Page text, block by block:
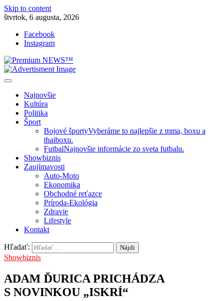
Skip to content
štvrtok, 6 augusta, 2026
Facebook
Instagram
Najnovšie
Kultúra
Politika
Šport
Bojové športyVyberáme to najlepšie z mma, boxu a
thaiboxu.
FutbalNajnovšie informácie zo sveta futbalu.
Showbiznis
Zaujímavosti
Auto-Moto
Ekonomika
Obchodné reťazce
Príroda-Ekológia
Zdravie
Lifestyle
Kontakt
Hľadať:
Showbiznis
ADAM ĎURICA PRICHÁDZA
S NOVINKOU „ISKRÍ“